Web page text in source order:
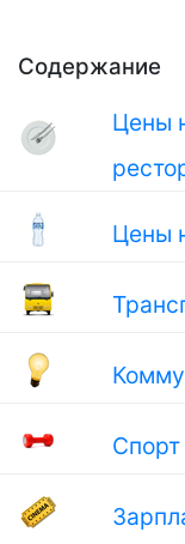
Содержание
Цены
Цены